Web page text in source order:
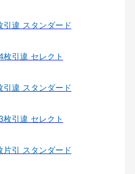
引違 スタンダード
枚引違 セレクト
引違 スタンダード
枚引違 セレクト
片引 スタンダード